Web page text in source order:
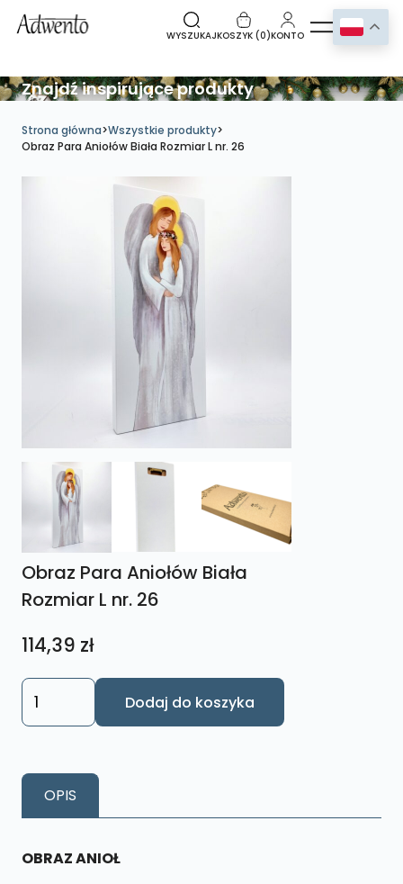
WYSZUKAJKOSZYK (0)KONTO
Znajdź inspirujące produkty
Strona główna>Wszystkie produkty>
Obraz Para Aniołów Biała Rozmiar L nr. 26
Obraz Para Aniołów Biała
Rozmiar L nr. 26
114,39 zł
ilość
Obraz
Biała
Rozmiar
nr.
Dodaj do koszyka
OPIS
OBRAZ ANIOŁ